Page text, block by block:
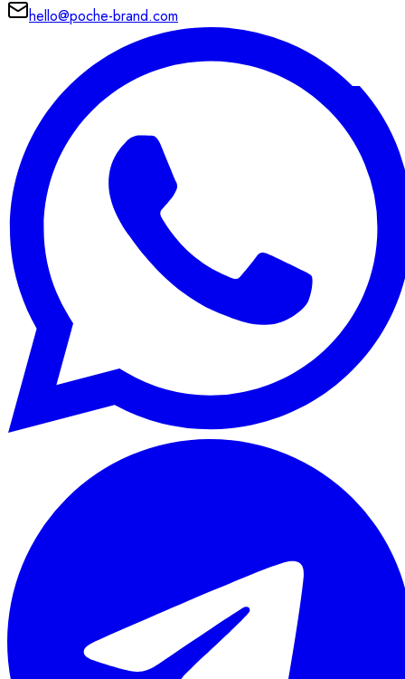
hello@poche-brand.com